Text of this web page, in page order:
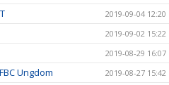
2019-09-04 12:20
2019-09-02 15:22
2019-08-29 16:07
Ungdom 2019-08-27 15:42